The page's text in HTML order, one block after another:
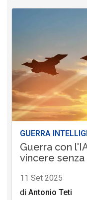
GUERRA
Guerra con
vincere
11 Set 2025
di Antonio Teti